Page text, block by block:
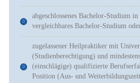
abgeschlossenes Bachelor-Studium
vergleichbares Bachelor-Studium
zugelassener Heilpraktiker mit
(Studienberechtigung) und
(einschlägige) qualifizierte
Position (Aus- und